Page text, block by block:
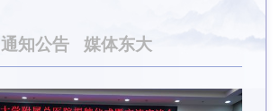
通知公告 媒体东大